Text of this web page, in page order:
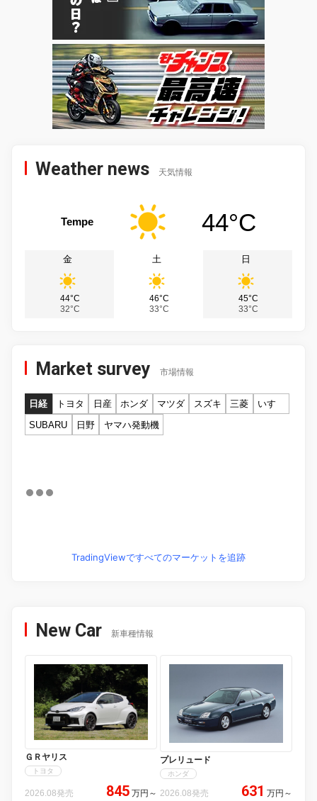
Weather news 天気情報
Tempe 44°C
金
44°C
32°C
土
46°C
33°C
日
45°C
33°C
Market survey 市場情報
日経 トヨタ 日産 ホンダ マツダ スズキ 三菱
いすゞ
SUBARU
日野 ヤマハ発動機
TradingViewですべてのマーケットを追跡
New Car 新車種情報
ＧＲヤリス
トヨタ
2026.08発売 845 万円 ～
プレリュード
ホンダ
2026.08発売 631 万円 ～